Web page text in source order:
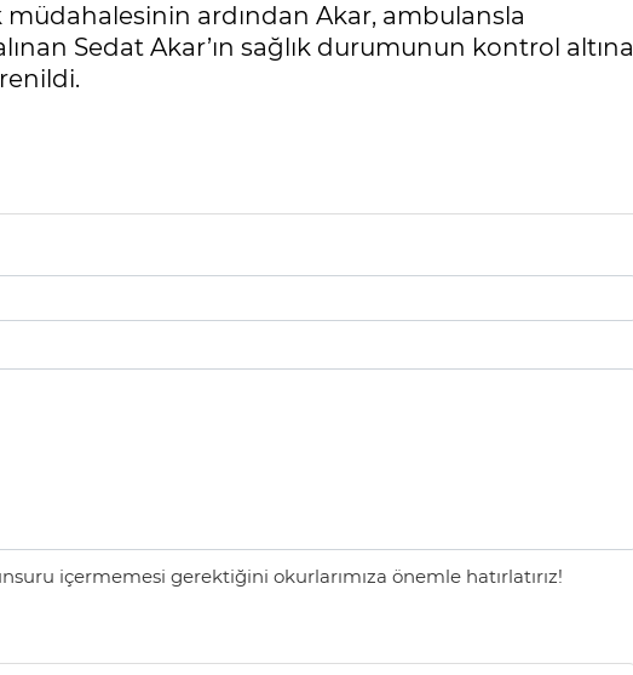
ardından Akar, ambulansla
Sedat Akar’ın sağlık durumunun kontrol altına
içermemesi gerektiğini okurlarımıza önemle hatırlatırız!